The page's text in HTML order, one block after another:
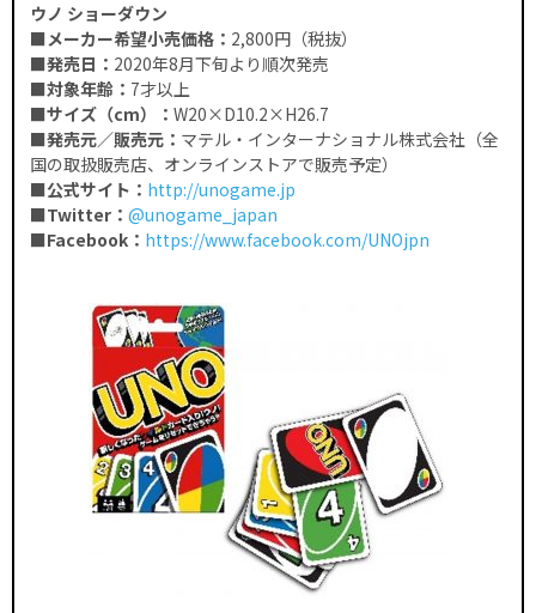
ウノ ショーダウン
■メーカー希望小売価格： 2,800円（税抜）
■発売日： 2020年8月下旬より順次発売
■対象年齢： 7才以上
■サイズ（cm）： W20×D10.2×H26.7
■発売元／販売元： マテル・インターナショナル株式会社（全
国の取扱販売店、オンラインストアで販売予定）
■公式サイト： http://unogame.jp
■Twitter： @unogame_japan
■Facebook： https://www.facebook.com/UNOjpn